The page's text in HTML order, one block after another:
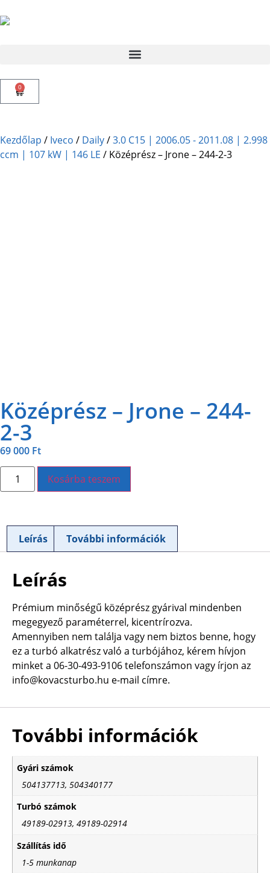
0
Kezdőlap / Iveco / Daily/3.0 C15 | 2006.05 - 2011.08 | 2.998
ccm | 107 kW | 146 LE / Középrész – Jrone – 244-2-3
Középrész – Jrone – 244-
2-3
69 000 Ft
Kosárba teszem
Leírás További információk
Leírás
Prémium minőségű középrész gyárival mindenben
megegyező paraméterrel, kicentrírozva.
Amennyiben nem találja vagy nem biztos benne, hogy
ez a turbó alkatrész való a turbójához, kérem hívjon
minket a 06-30-493-9106 telefonszámon vagy írjon az
info@kovacsturbo.hu e-mail címre.
További információk
Gyári számok
504137713, 504340177
Turbó számok
49189-02913, 49189-02914
Szállítás idő
1-5 munkanap